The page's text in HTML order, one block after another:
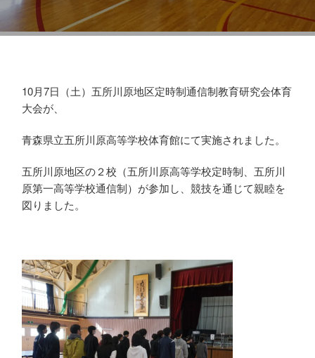
五所川原地区定通体育大会
10月7日（土）五所川原地区定時制通信制教育研究会体育
大会が、
青森県立五所川原高等学校体育館にて実施されました。
五所川原地区の２校（五所川原高等学校定時制、五所川
原第一高等学校通信制）が参加し、競技を通じて親睦を
図りました。